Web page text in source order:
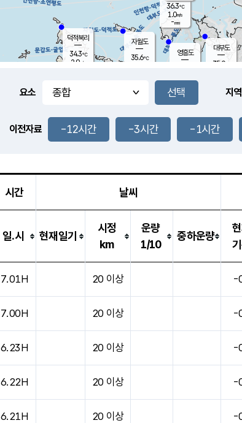
풍도
3.1m/s
36.3℃
1.0m/s
-mm
영흥도
자월도
35.6℃
대부도
35.0
-
덕적북리
34.3℃
2.9m/s
요소 지역
이전자료 -12시간 -3시간 -1시간
시간 날씨
일.시 현재일기
시정
km
운량
1/10
중하운량
7.01H 20 이상 -
7.00H 20 이상 -
6.23H 20 이상 -
6.22H 20 이상 -
6.21H 20 이상 -